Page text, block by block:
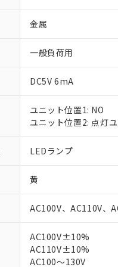
金属
一般負荷用
DC5V 6mA
ユニット位置1: NO
ユニット位置2: 点灯
LEDランプ
黄
AC100V、AC110V、
AC100V±10%
AC110V±10%
AC100～130V
ご利用条件
※1 対応状況
対応済み：EU
対応予定：EU
対応予定なし：
調査・確認中：
非該当品：ライセ
仕入先様の事情に
※1 中国